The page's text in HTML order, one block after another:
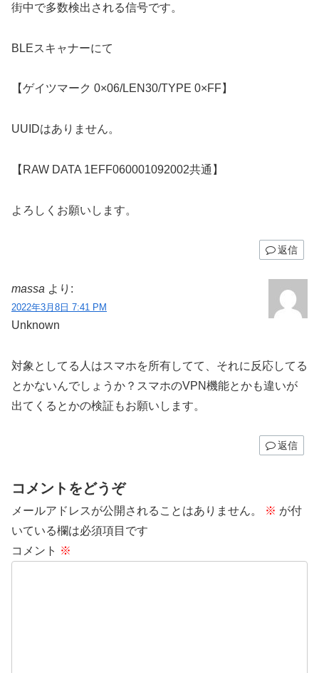
街中で多数検出される信号です。
BLEスキャナーにて
【ゲイツマーク 0×06/LEN30/TYPE 0×FF】
UUIDはありません。
【RAW DATA 1EFF060001092002共通】
よろしくお願いします。
返信
massa より:
2022年3月8日 7:41 PM
Unknown
対象としてる人はスマホを所有してて、それに反応してる
とかないんでしょうか？スマホのVPN機能とかも違いが
出てくるとかの検証もお願いします。
返信
コメントをどうぞ
メールアドレスが公開されることはありません。 ※ が付
いている欄は必須項目です
コメント ※